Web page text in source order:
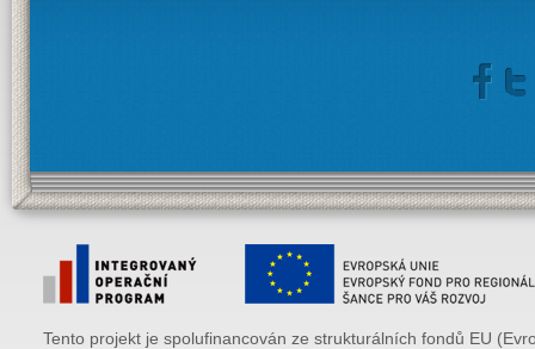
Tento projekt je spolufinancován ze strukturálních fondů EU